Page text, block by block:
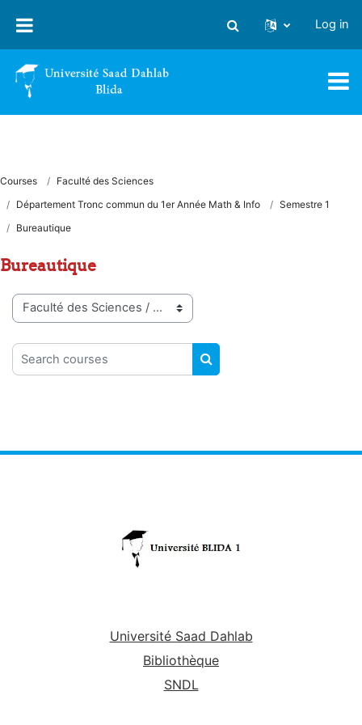
Toggle search input
Log in
Courses
Faculté des Sciences
Département Tronc commun du 1er Année Math & Info
Semestre 1
Bureautique
Bureautique
Course categories
Search courses
SEARCH COURSES
Université Saad Dahlab
Bibliothèque
SNDL